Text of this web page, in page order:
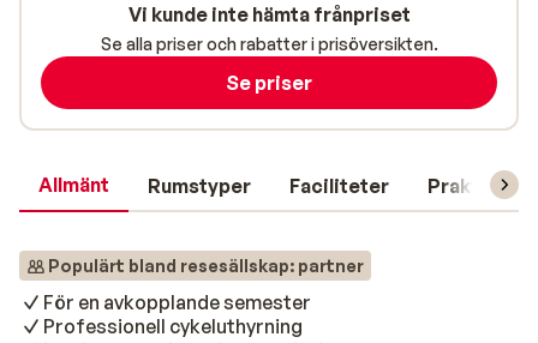
Allmänt Rumstyper Faciliteter Praktisk
Populärt bland resesällskap: partner
För en avkopplande semester
Professionell cykeluthyrning
Vi kunde inte hämta frånpriset
Se alla priser och rabatter i prisöversikten.
Se priser